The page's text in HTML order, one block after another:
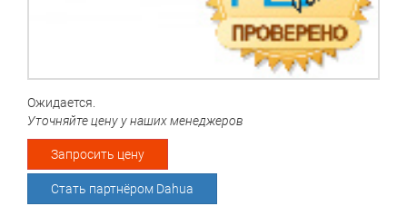
Ожидается.
Уточняйте цену у наших менеджеров
Запросить цену
Стать партнёром Dahua